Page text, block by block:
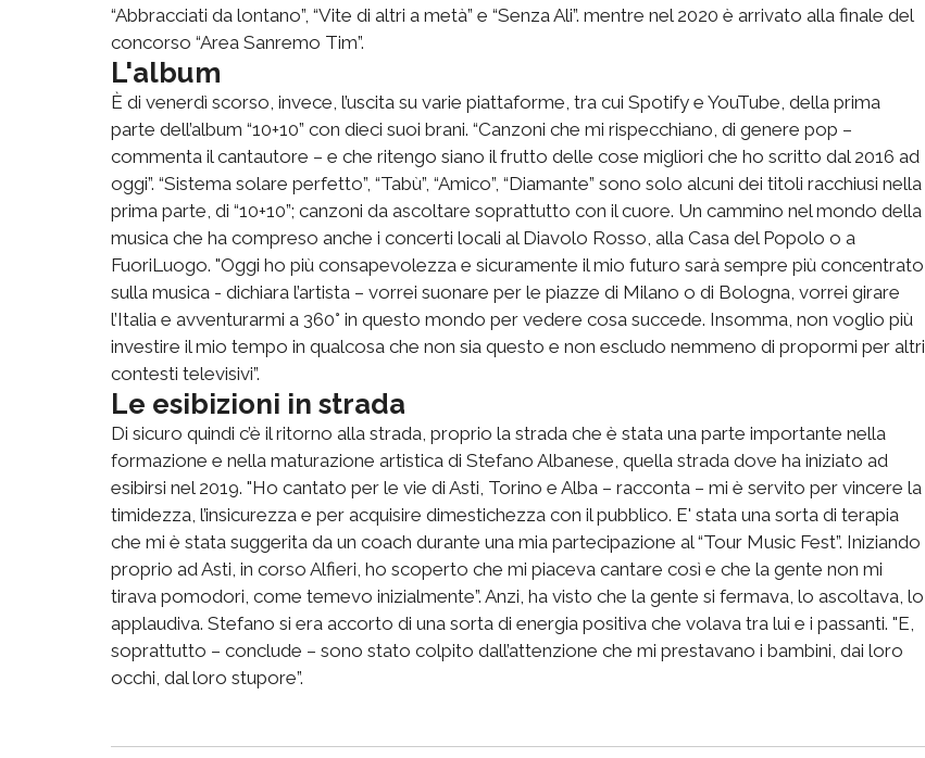
“Abbracciati da lontano”, “Vite di altri a metà” e “Senza Ali”. mentre nel 2020 è arrivato alla finale del
concorso “Area Sanremo Tim”.
L'album
È di venerdì scorso, invece, l’uscita su varie piattaforme, tra cui Spotify e YouTube, della prima
parte dell’album “10+10” con dieci suoi brani. “Canzoni che mi rispecchiano, di genere pop –
commenta il cantautore – e che ritengo siano il frutto delle cose migliori che ho scritto dal 2016 ad
oggi”. “Sistema solare perfetto”, “Tabù”, “Amico”, “Diamante” sono solo alcuni dei titoli racchiusi nella
prima parte, di “10+10”; canzoni da ascoltare soprattutto con il cuore. Un cammino nel mondo della
musica che ha compreso anche i concerti locali al Diavolo Rosso, alla Casa del Popolo o a
FuoriLuogo. "Oggi ho più consapevolezza e sicuramente il mio futuro sarà sempre più concentrato
sulla musica - dichiara l’artista – vorrei suonare per le piazze di Milano o di Bologna, vorrei girare
l’Italia e avventurarmi a 360° in questo mondo per vedere cosa succede. Insomma, non voglio più
investire il mio tempo in qualcosa che non sia questo e non escludo nemmeno di propormi per altri
contesti televisivi”.
Le esibizioni in strada
Di sicuro quindi c’è il ritorno alla strada, proprio la strada che è stata una parte importante nella
formazione e nella maturazione artistica di Stefano Albanese, quella strada dove ha iniziato ad
esibirsi nel 2019. "Ho cantato per le vie di Asti, Torino e Alba – racconta – mi è servito per vincere la
timidezza, l’insicurezza e per acquisire dimestichezza con il pubblico. E' stata una sorta di terapia
che mi è stata suggerita da un coach durante una mia partecipazione al “Tour Music Fest”. Iniziando
proprio ad Asti, in corso Alfieri, ho scoperto che mi piaceva cantare così e che la gente non mi
tirava pomodori, come temevo inizialmente”. Anzi, ha visto che la gente si fermava, lo ascoltava, lo
applaudiva. Stefano si era accorto di una sorta di energia positiva che volava tra lui e i passanti. "E,
soprattutto – conclude – sono stato colpito dall’attenzione che mi prestavano i bambini, dai loro
occhi, dal loro stupore”.